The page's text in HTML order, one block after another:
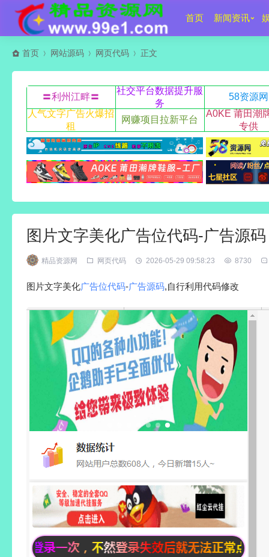
首页 新闻资讯
首页 网站源码 网页代码 正文
〓利州江畔〓
社交平台数据提升服
务
58资源网
人气文字广告火爆招
租
网赚项目拉新平台
A0KE 莆田潮
专供
图片文字美化广告位代码-广告源码
精品资源网 网页代码 2026-05-29 09:58:23 8730
图片文字美化广告位代码-广告源码,自行利用代码修改